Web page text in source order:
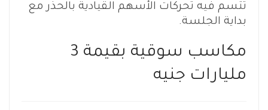
تتسم فيه تحركات الأسهم القيادية بالحذر مع
بداية الجلسة.
مكاسب سوقية بقيمة 3
مليارات جنيه